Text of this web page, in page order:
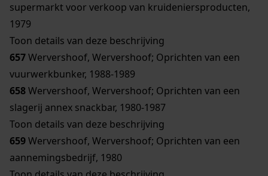
supermarkt voor verkoop van kruideniersproducten,
1979
Toon details van deze beschrijving
657Wervershoof, Wervershoof; Oprichten van een
vuurwerkbunker, 1988-1989
658Wervershoof, Wervershoof; Oprichten van een
slagerij annex snackbar, 1980-1987
Toon details van deze beschrijving
659Wervershoof, Wervershoof; Oprichten van een
aannemingsbedrijf, 1980